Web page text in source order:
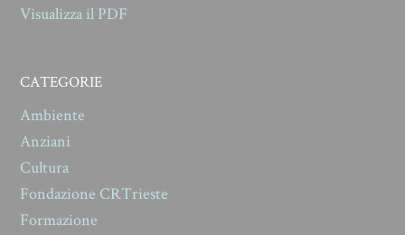
Visualizza il PDF
CATEGORIE
Ambiente
Anziani
Cultura
Fondazione CRTrieste
Formazione